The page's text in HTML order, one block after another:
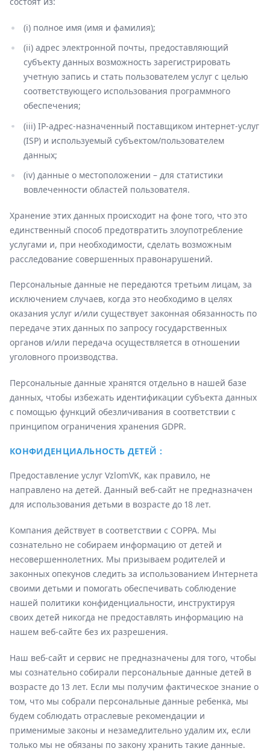
(i) полное имя (имя и фамилия);
(ii) адрес электронной почты, предоставляющий
субъекту данных возможность зарегистрировать
учетную запись и стать пользователем услуг с целью
соответствующего использования программного
обеспечения;
(iii) IP-адрес-назначенный поставщиком интернет-услуг
(ISP) и используемый субъектом/пользователем
данных;
(iv) данные о местоположении – для статистики
вовлеченности областей пользователя.
Хранение этих данных происходит на фоне того, что это
единственный способ предотвратить злоупотребление
услугами и, при необходимости, сделать возможным
расследование совершенных правонарушений.
Персональные данные не передаются третьим лицам, за
исключением случаев, когда это необходимо в целях
оказания услуг и/или существует законная обязанность по
передаче этих данных по запросу государственных
органов и/или передача осуществляется в отношении
уголовного производства.
Персональные данные хранятся отдельно в нашей базе
данных, чтобы избежать идентификации субъекта данных
с помощью функций обезличивания в соответствии с
принципом ограничения хранения GDPR.
КОНФИДЕНЦИАЛЬНОСТЬ ДЕТЕЙ :
Предоставление услуг VzlomVK, как правило, не
направлено на детей. Данный веб-сайт не предназначен
для использования детьми в возрасте до 18 лет.
Компания действует в соответствии с COPPA. Мы
сознательно не собираем информацию от детей и
несовершеннолетних. Мы призываем родителей и
законных опекунов следить за использованием Интернета
своими детьми и помогать обеспечивать соблюдение
нашей политики конфиденциальности, инструктируя
своих детей никогда не предоставлять информацию на
нашем веб-сайте без их разрешения.
Наш веб-сайт и сервис не предназначены для того, чтобы
мы сознательно собирали персональные данные детей в
возрасте до 13 лет. Если мы получим фактическое знание о
том, что мы собрали персональные данные ребенка, мы
будем соблюдать отраслевые рекомендации и
применимые законы и незамедлительно удалим их, если
только мы не обязаны по закону хранить такие данные.